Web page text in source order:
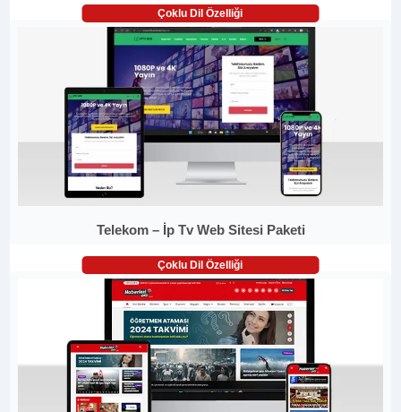
Çoklu Dil Özelliği
Telekom – İp Tv Web Sitesi Paketi
Çoklu Dil Özelliği